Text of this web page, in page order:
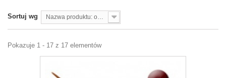
Sortuj wg
Pokazuje 1 - 17 z 17 elementów